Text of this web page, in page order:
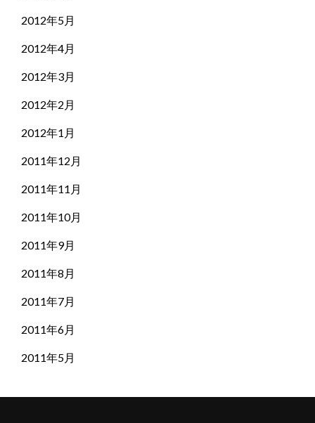
2012年5月
2012年4月
2012年3月
2012年2月
2012年1月
2011年12月
2011年11月
2011年10月
2011年9月
2011年8月
2011年7月
2011年6月
2011年5月